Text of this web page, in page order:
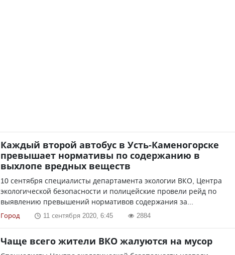
Каждый второй автобус в Усть-Каменогорске
превышает нормативы по содержанию в
выхлопе вредных веществ
10 сентября специалисты департамента экологии ВКО, Центра
экологической безопасности и полицейские провели рейд по
выявлению превышений нормативов содержания за...
Город 11 сентября 2020, 6:45 2884
Чаще всего жители ВКО жалуются на мусор